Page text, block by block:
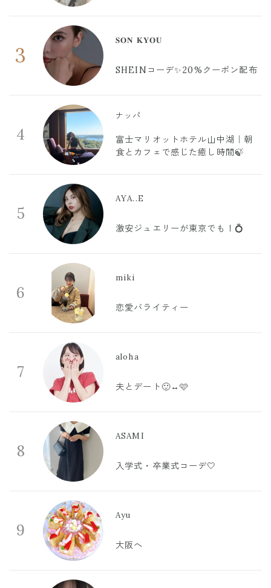
3
𝐒𝐎𝐍 𝐊𝐘𝐎𝐔
SHEINコーデ✨20%クーポン配布
4
ナッパ
富士マリオットホテル山中湖｜朝
食とカフェで感じた癒し時間🍃
5
AYA..E
激安ジュエリーが東京でも！💍
6
miki
恋愛バライティー
7
aloha
夫とデート🙂‍↔️🩷
8
ASAMI
入学式・卒業式コーデ🤍
9
Ayu
大阪へ